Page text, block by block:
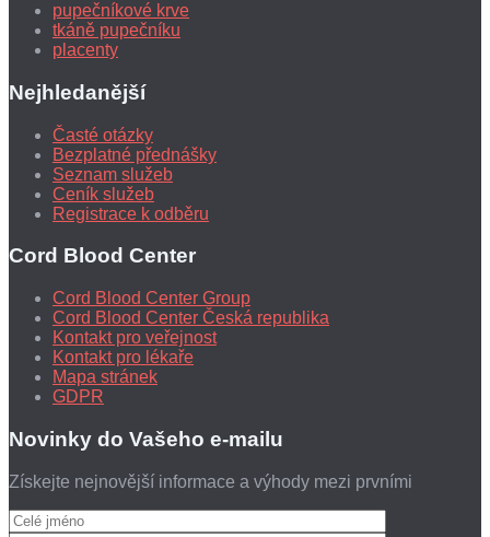
pupečníkové krve
tkáně pupečníku
placenty
Nejhledanější
Časté otázky
Bezplatné přednášky
Seznam služeb
Ceník služeb
Registrace k odběru
Cord Blood Center
Cord Blood Center Group
Cord Blood Center Česká republika
Kontakt pro veřejnost
Kontakt pro lékaře
Mapa stránek
GDPR
Novinky do Vašeho e-mailu
Získejte nejnovější informace a výhody mezi prvními